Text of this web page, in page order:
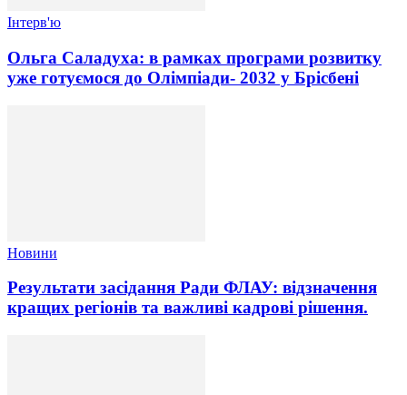
Інтерв'ю
Ольга Саладуха: в рамках програми розвитку
уже готуємося до Олімпіади- 2032 у Брісбені
Новини
Результати засідання Ради ФЛАУ: відзначення
кращих регіонів та важливі кадрові рішення.